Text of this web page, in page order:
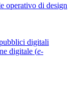
operativo di design
digitali
digitale (e-